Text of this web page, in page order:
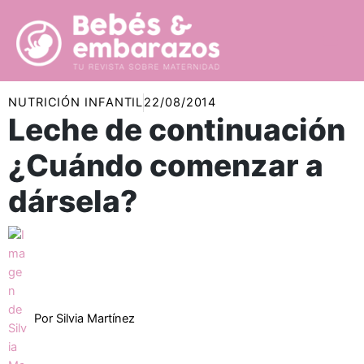
contenido
NUTRICIÓN INFANTIL22/08/2014
Leche de continuación
¿Cuándo comenzar a
dársela?
Por Silvia Martínez